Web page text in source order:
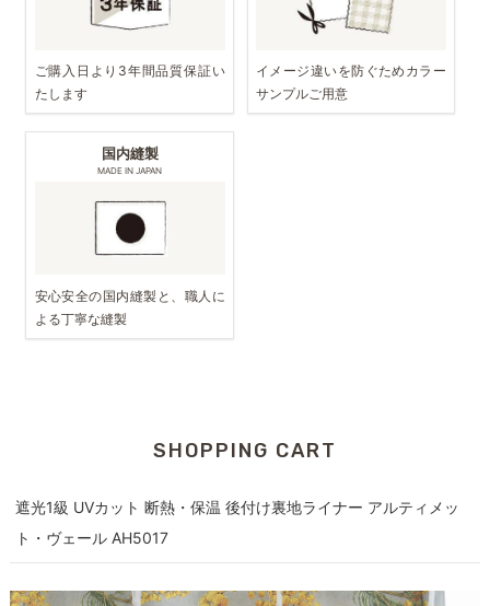
ご購入日より3年間品質保証い
たします
イメージ違いを防ぐためカラー
サンプルご用意
国内縫製
MADE IN JAPAN
安心安全の国内縫製と、職人に
よる丁寧な縫製
SHOPPING CART
遮光1級 UVカット 断熱・保温 後付け裏地ライナー アルティメッ
ト・ヴェール AH5017